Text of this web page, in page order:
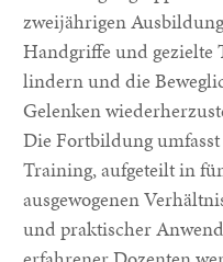
zweijährigen
Handgriffe und gezielte
lindern und die
Gelenken
Die Fortbildung
Training, aufgeteilt in
ausgewogenen
und praktischer